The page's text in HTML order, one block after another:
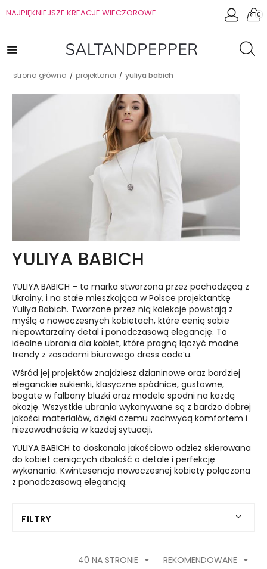
NAJPIĘKNIEJSZE KREACJE WIECZOROWE 0
strona główna / projektanci / yuliya babich
YULIYA BABICH
YULIYA BABICH – to marka stworzona przez pochodzącą z
Ukrainy, i na stałe mieszkająca w Polsce projektantkę
Yuliya Babich. Tworzone przez nią kolekcje powstają z
myślą o nowoczesnych kobietach, które cenią sobie
niepowtarzalny detal i ponadczasową elegancję. To
idealne ubrania dla kobiet, które pragną łączyć modne
trendy z zasadami biurowego dress code’u.
Wśród jej projektów znajdziesz dzianinowe oraz bardziej
eleganckie sukienki, klasyczne spódnice, gustowne,
bogate w falbany bluzki oraz modele spodni na każdą
okazję. Wszystkie ubrania wykonywane są z bardzo dobrej
jakości materiałów, dzięki czemu zachwycą komfortem i
niezawodnością w każdej sytuacji.
YULIYA BABICH to doskonała jakościowo odzież skierowana
do kobiet ceniących dbałość o detale i perfekcję
wykonania. Kwintesencja nowoczesnej kobiety połączona
z ponadczasową elegancją.
FILTRY
REKOMENDOWANE
40 NA STRONIE